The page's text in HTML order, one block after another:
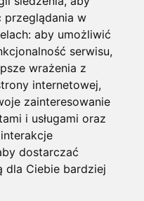
przeglądania w
aby umożliwić
serwisu,
wrażenia z
internetowej,
zainteresowanie
i usługami oraz
dostarczać
dla Ciebie bardziej
zastrzeżone. Designed by